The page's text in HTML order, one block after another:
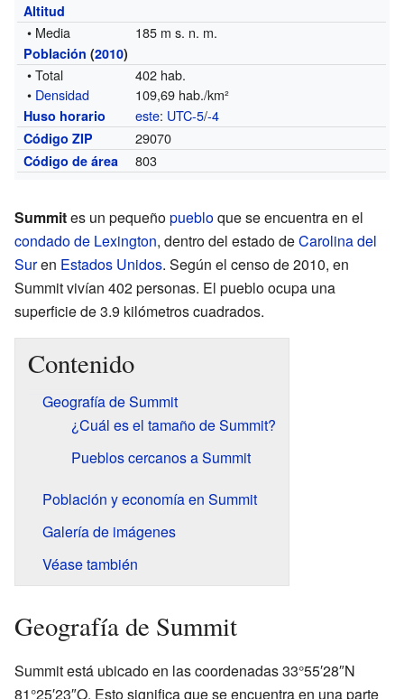
Altitud
• Media 185 m s. n. m.
Población (2010)
• Total
402 hab.
• Densidad 109,69 hab./km²
Huso horario este: UTC-5/-4
Código ZIP 29070
Código de área 803
Summites un pequeñopuebloque se encuentra en el
condado de Lexington, dentro del estado deCarolina del
Suren Estados Unidos. Según el censo de 2010, en
Summit vivían 402 personas. El pueblo ocupa una
superficie de 3.9 kilómetros cuadrados.
Contenido
Geografía de Summit
¿Cuál es el tamaño de Summit?
Pueblos cercanos a Summit
Población y economía en Summit
Galería de imágenes
Véase también
Geografía de Summit
Summit está ubicado en las coordenadas 33°55′28″N
81°25′23″O. Esto significa que se encuentra en una parte